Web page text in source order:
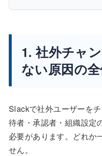
1. 社外チャ
ない原因の
Slackで社外ユーザーを
待者・承認者・組織設定
必要があります。どれか
せん。